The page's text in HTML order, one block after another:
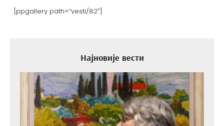
[ppgallery path=“vesti/82″]
Најновије вести